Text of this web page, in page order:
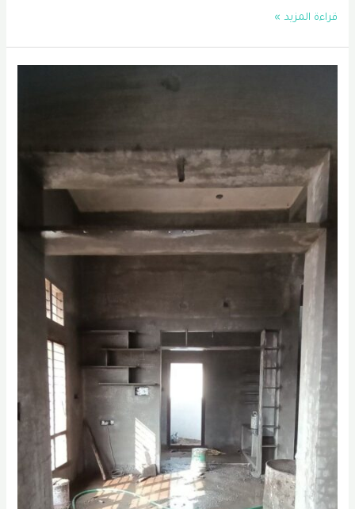
تشطيب
منازل
الجبيل
تشطيبات
الشرقية
0556331035
قراءة المزيد »